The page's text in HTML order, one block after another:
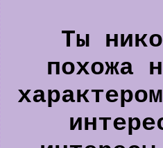
Ты
похожа